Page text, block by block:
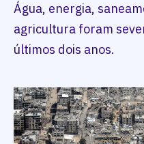
Água, energia,
agricultura foram
últimos dois anos.